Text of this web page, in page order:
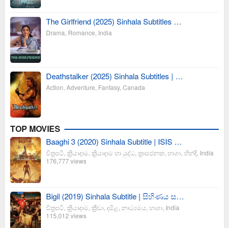
The Girlfriend (2025) Sinhala Subtitles …
Drama Romance India
Deathstalker (2025) Sinhala Subtitles | …
Action Adventure Fantasy, Canada
TOP MOVIES
Baaghi 3 (2020) Sinhala Subtitle | ISIS …
චිත්‍රපටි ක්‍රියාදාම ක්‍රියාදාම හා යුද්ධ ත්‍රාසජනක භාශා හින්දි India
176,777 views
Bigil (2019) Sinhala Subtitle | සිහිණය ස…
චිත්‍රපටි ක්‍රියාදාම ක්‍රීඩා දමිළ නාට්‍යමය භාශා India
115,012 views